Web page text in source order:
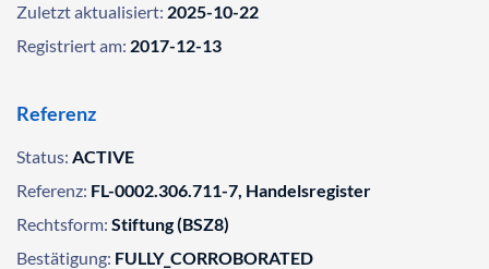
Zuletzt aktualisiert: 2025-10-22
Registriert am: 2017-12-13
Referenz
Status: ACTIVE
Referenz: FL-0002.306.711-7, Handelsregister
Rechtsform: Stiftung (BSZ8)
Bestätigung: FULLY_CORROBORATED